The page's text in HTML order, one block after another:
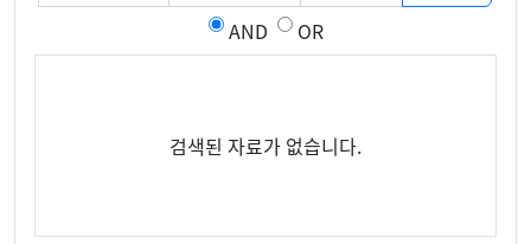
AND
OR
검색된 자료가 없습니다.